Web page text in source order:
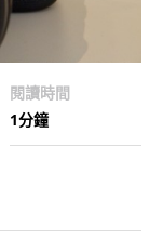
閱讀時間
1分鐘